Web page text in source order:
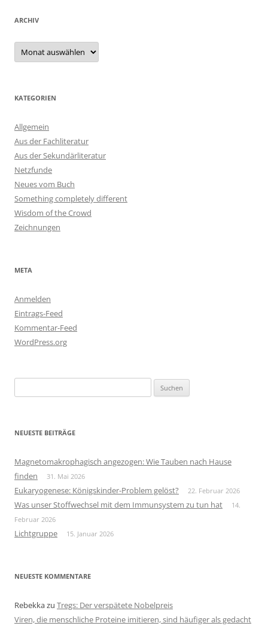
ARCHIV
Archiv
KATEGORIEN
Allgemein
Aus der Fachliteratur
Aus der Sekundärliteratur
Netzfunde
Neues vom Buch
Something completely different
Wisdom of the Crowd
Zeichnungen
META
Anmelden
Eintrags-Feed
Kommentar-Feed
WordPress.org
nach:
NEUESTE BEITRÄGE
Magnetomakrophagisch angezogen: Wie Tauben nach Hause
finden
31. Mai 2026
Eukaryogenese: Königskinder-Problem gelöst? 22. Februar 2026
Was unser Stoffwechsel mit dem Immunsystem zu tun hat
14.
Februar 2026
Lichtgruppe 15. Januar 2026
NEUESTE KOMMENTARE
Rebekkazu Tregs: Der verspätete Nobelpreis
Viren, die menschliche Proteine imitieren, sind häufiger als gedacht